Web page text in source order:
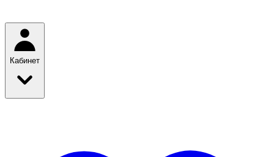
Кабинет